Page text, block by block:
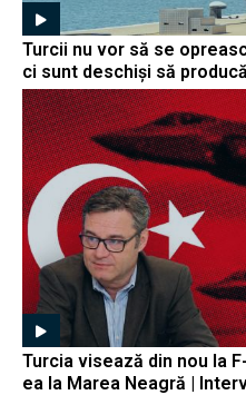
Turcii nu vor să se
ci sunt deschiși să
Turcia visează din nou la
ea la Marea Neagră |